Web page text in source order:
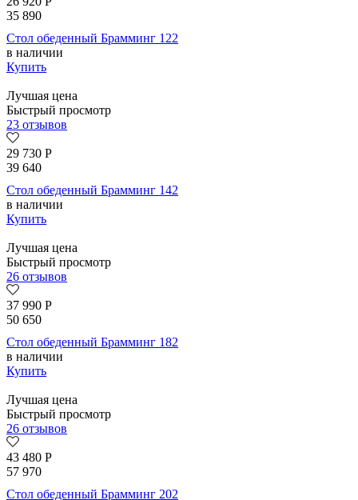
35 890
Стол обеденный Брамминг 122
в наличии
Купить
Лучшая цена
Быстрый просмотр
23 отзывов
29 730 Р
39 640
Стол обеденный Брамминг 142
в наличии
Купить
Лучшая цена
Быстрый просмотр
26 отзывов
37 990 Р
50 650
Стол обеденный Брамминг 182
в наличии
Купить
Лучшая цена
Быстрый просмотр
26 отзывов
43 480 Р
57 970
Стол обеденный Брамминг 202